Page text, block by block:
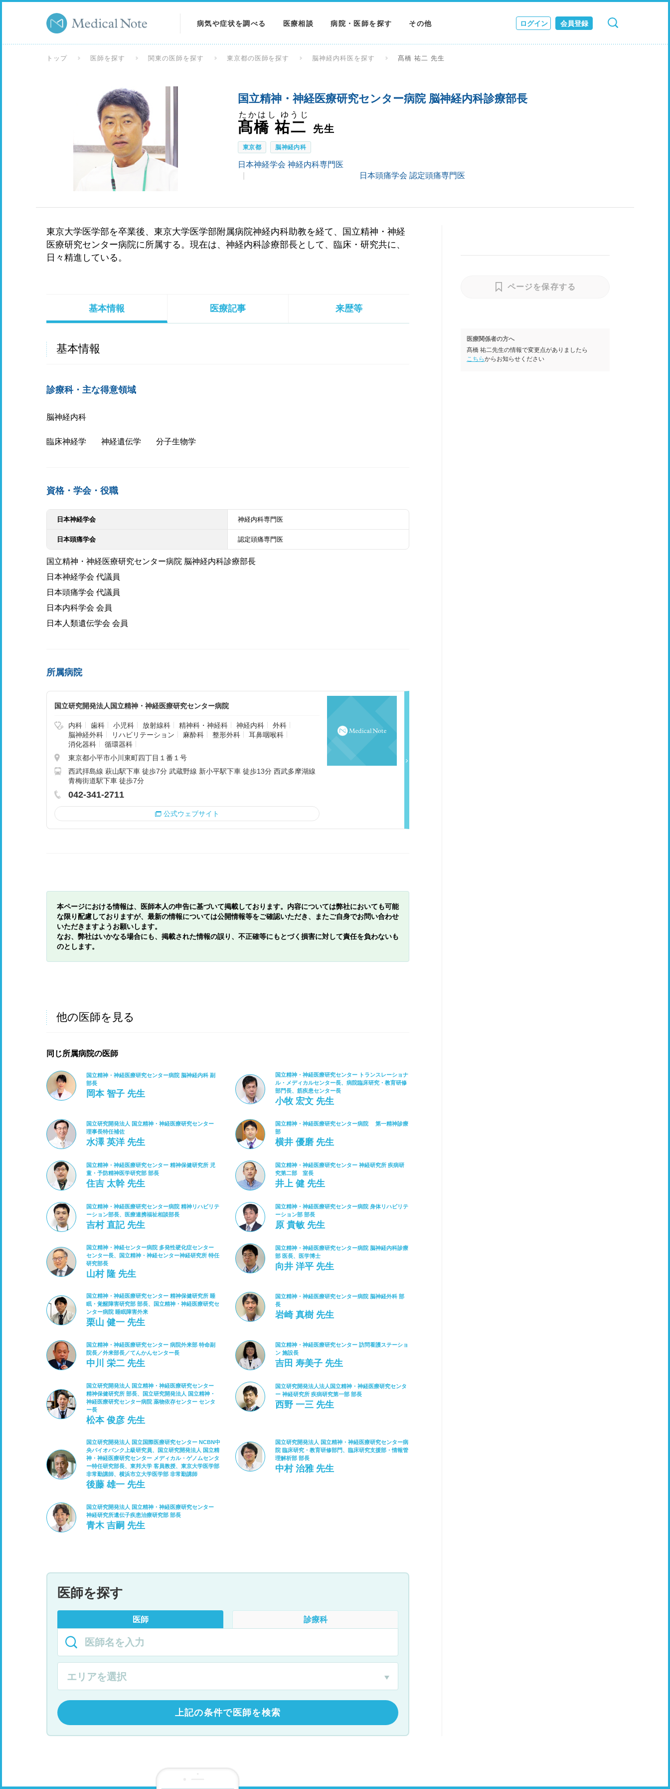
病気や症状を調べる
検査を調べる
医療相談 病院・医師を探す その他 ログイン 会員登録
検索 キャンセル
トップ 医師を探す 関東の医師を探す 東京都の医師を探す 脳神経内科医を探す 髙橋 祐二 先生
国立精神・神経医療研究センター病院 脳神経内科診療部長
髙橋 祐二
たかはし ゆうじ
先生
東京都 脳神経内科
日本神経学会 神経内科専門医
日本頭痛学会 認定頭痛専門医
東京大学医学部を卒業後、東京大学医学部附属病院神経内科助教を経て、国立精神・神経
医療研究センター病院に所属する。現在は、神経内科診療部長として、臨床・研究共に、
日々精進している。
基本情報 医療記事 来歴等
基本情報
診療科・主な得意領域
脳神経内科
臨床神経学 神経遺伝学 分子生物学
資格・学会・役職
日本神経学会 神経内科専門医
日本頭痛学会 認定頭痛専門医
国立精神・神経医療研究センター病院 脳神経内科診療部長
日本神経学会 代議員
日本頭痛学会 代議員
日本内科学会 会員
日本人類遺伝学会 会員
所属病院
国立研究開発法人国立精神・神経医療研究センター病院
内科 歯科 小児科 放射線科 精神科・神経科 神経内科
外科
脳神経外科
リハビリテーション 麻酔科 整形外科
耳鼻咽喉科
消化器科
循環器科
東京都小平市小川東町四丁目１番１号
西武拝島線 萩山駅下車 徒歩7分 武蔵野線 新小平駅下車 徒歩13分 西武多摩湖線
青梅街道駅下車 徒歩7分
042-341-2711
公式ウェブサイト
本ページにおける情報は、医師本人の申告に基づいて掲載しております。内容については弊社においても可能
な限り配慮しておりますが、最新の情報については公開情報等をご確認いただき、またご自身でお問い合わせ
いただきますようお願いします。
なお、弊社はいかなる場合にも、掲載された情報の誤り、不正確等にもとづく損害に対して責任を負わないも
のとします。
他の医師を見る
同じ所属病院の医師
国立精神・神経医療研究センター病院 脳神経内科 副
部長
岡本 智子 先生
国立精神・神経医療研究センター トランスレーショナ
ル・メディカルセンター長、病院臨床研究・教育研修
部門長、筋疾患センター長
小牧 宏文 先生
国立研究開発法人 国立精神・神経医療研究センター
理事長特任補佐
水澤 英洋 先生
国立精神・神経医療研究センター病院 第一精神診療
部
横井 優磨 先生
国立精神・神経医療研究センター 精神保健研究所 児
童・予防精神医学研究部 部長
住吉 太幹 先生
国立精神・神経医療研究センター 神経研究所 疾病研
究第二部 室長
井上 健 先生
国立精神・神経医療研究センター病院 精神リハビリテ
ーション部長、医療連携福祉相談部長
吉村 直記 先生
国立精神・神経医療研究センター病院 身体リハビリテ
ーション部 部長
原 貴敏 先生
国立精神・神経センター病院 多発性硬化症センター
センター長、国立精神・神経センター神経研究所 特任
研究部長
山村 隆 先生
国立精神・神経医療研究センター病院 脳神経内科診療
部 医長、医学博士
向井 洋平 先生
国立精神・神経医療研究センター 精神保健研究所 睡
眠・覚醒障害研究部 部長、国立精神・神経医療研究セ
ンター病院 睡眠障害外来
栗山 健一 先生
国立精神・神経医療研究センター病院 脳神経外科 部
長
岩崎 真樹 先生
国立精神・神経医療研究センター 病院外来部 特命副
院長／外来部長／てんかんセンター長
中川 栄二 先生
国立精神・神経医療研究センター 訪問看護ステーショ
ン 施設長
吉田 寿美子 先生
国立研究開発法人 国立精神・神経医療研究センター
精神保健研究所 部長、国立研究開発法人 国立精神・
神経医療研究センター病院 薬物依存センター センタ
ー長
松本 俊彦 先生
国立研究開発法人法人国立精神・神経医療研究センタ
ー 神経研究所 疾病研究第一部 部長
西野 一三 先生
国立研究開発法人 国立国際医療研究センター NCBN中
央バイオバンク上級研究員、国立研究開発法人 国立精
神・神経医療研究センター メディカル・ゲノムセンタ
ー特任研究部長、東邦大学 客員教授、東京大学医学部
非常勤講師、横浜市立大学医学部 非常勤講師
後藤 雄一 先生
国立研究開発法人 国立精神・神経医療研究センター病
院 臨床研究・教育研修部門、臨床研究支援部・情報管
理解析部 部長
中村 治雅 先生
国立研究開発法人 国立精神・神経医療研究センター
神経研究所遺伝子疾患治療研究部 部長
青木 吉嗣 先生
医師を探す
医師 診療科
上記の条件で医師を検索
ページを保存する
医療関係者の方へ
髙橋 祐二先生の情報で変更点がありましたら
こちらからお知らせください